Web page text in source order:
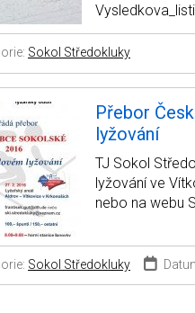
Sokol Středokluky
Přebor
lyžování
TJ Sokol
lyžování ve
nebo na webu
Sokol Středokluky